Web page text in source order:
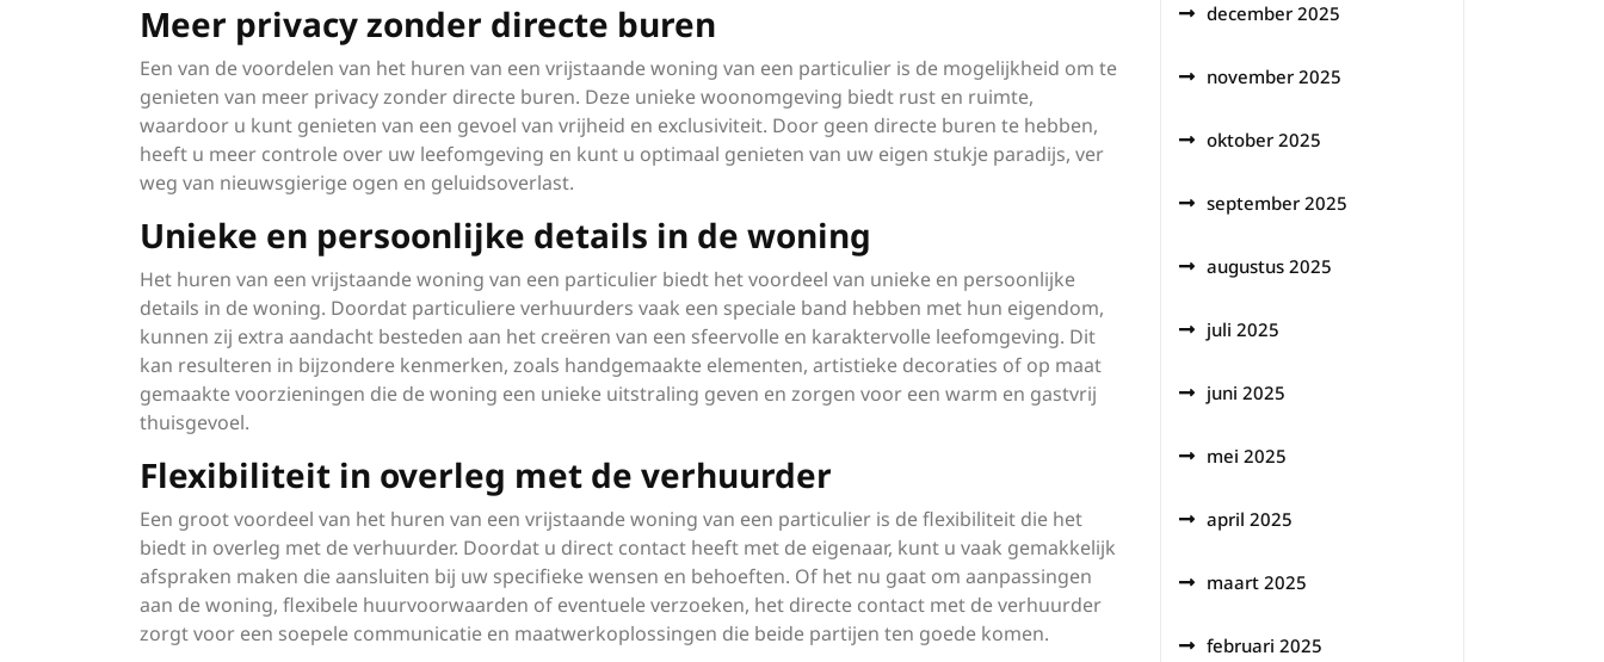
Meer privacy zonder directe buren
Een van de voordelen van het huren van een vrijstaande woning van een particulier is de mogelijkheid om te
genieten van meer privacy zonder directe buren. Deze unieke woonomgeving biedt rust en ruimte,
waardoor u kunt genieten van een gevoel van vrijheid en exclusiviteit. Door geen directe buren te hebben,
heeft u meer controle over uw leefomgeving en kunt u optimaal genieten van uw eigen stukje paradijs, ver
weg van nieuwsgierige ogen en geluidsoverlast.
Unieke en persoonlijke details in de woning
Het huren van een vrijstaande woning van een particulier biedt het voordeel van unieke en persoonlijke
details in de woning. Doordat particuliere verhuurders vaak een speciale band hebben met hun eigendom,
kunnen zij extra aandacht besteden aan het creëren van een sfeervolle en karaktervolle leefomgeving. Dit
kan resulteren in bijzondere kenmerken, zoals handgemaakte elementen, artistieke decoraties of op maat
gemaakte voorzieningen die de woning een unieke uitstraling geven en zorgen voor een warm en gastvrij
thuisgevoel.
Flexibiliteit in overleg met de verhuurder
Een groot voordeel van het huren van een vrijstaande woning van een particulier is de flexibiliteit die het
biedt in overleg met de verhuurder. Doordat u direct contact heeft met de eigenaar, kunt u vaak gemakkelijk
afspraken maken die aansluiten bij uw specifieke wensen en behoeften. Of het nu gaat om aanpassingen
aan de woning, flexibele huurvoorwaarden of eventuele verzoeken, het directe contact met de verhuurder
zorgt voor een soepele communicatie en maatwerkoplossingen die beide partijen ten goede komen.
december 2025
november 2025
oktober 2025
september 2025
augustus 2025
juli 2025
juni 2025
mei 2025
april 2025
maart 2025
februari 2025